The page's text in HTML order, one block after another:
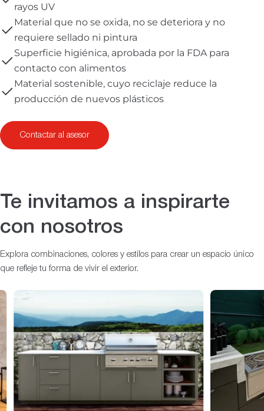
rayos UV
Material que no se oxida, no se deteriora y no
requiere sellado ni pintura
Superficie higiénica, aprobada por la FDA para
contacto con alimentos
Material sostenible, cuyo reciclaje reduce la
producción de nuevos plásticos
Contactar al asesor
Te invitamos a inspirarte
con nosotros
Explora combinaciones, colores y estilos para crear un espacio único
que refleje tu forma de vivir el exterior.